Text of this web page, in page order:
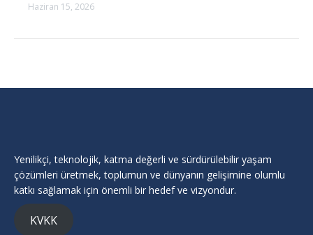
Haziran 15, 2026
Yenilikçi, teknolojik, katma değerli ve sürdürülebilir yaşam
çözümleri üretmek, toplumun ve dünyanın gelişimine olumlu
katkı sağlamak için önemli bir hedef ve vizyondur.
KVKK